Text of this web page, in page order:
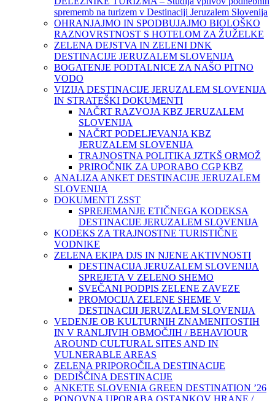
sprememb na turizem v Destinaciji Jeruzalem Slovenija
OHRANJAJMO IN SPODBUJAJMO BIOLOŠKO
RAZNOVRSTNOST S HOTELOM ZA ŽUŽELKE
ZELENA DEJSTVA IN ZELENI DNK
DESTINACIJE JERUZALEM SLOVENIJA
BOGATENJE PODTALNICE ZA NAŠO PITNO
VODO
VIZIJA DESTINACIJE JERUZALEM SLOVENIJA
IN STRATEŠKI DOKUMENTI
NAČRT RAZVOJA KBZ JERUZALEM
SLOVENIJA
NAČRT PODELJEVANJA KBZ
JERUZALEM SLOVENIJA
TRAJNOSTNA POLITIKA JZTKŠ ORMOŽ
PRIROČNIK ZA UPORABO CGP KBZ
ANALIZA ANKET DESTINACIJE JERUZALEM
SLOVENIJA
DOKUMENTI ZSST
SPREJEMANJE ETIČNEGA KODEKSA
DESTINACIJE JERUZALEM SLOVENIJA
KODEKS ZA TRAJNOSTNE TURISTIČNE
VODNIKE
ZELENA EKIPA DJS IN NJENE AKTIVNOSTI
DESTINACIJA JERUZALEM SLOVENIJA
SPREJETA V ZELENO SHEMO
SVEČANI PODPIS ZELENE ZAVEZE
PROMOCIJA ZELENE SHEME V
DESTINACIJI JERUZALEM SLOVENIJA
VEDENJE OB KULTURNIH ZNAMENITOSTIH
IN V RANLJIVIH OBMOČJIH / BEHAVIOUR
AROUND CULTURAL SITES AND IN
VULNERABLE AREAS
ZELENA PRIPOROČILA DESTINACIJE
DEDIŠČINA DESTINACIJE
ANKETE SLOVENIA GREEN DESTINATION ’26
PONOVNA UPORABA OSTANKOV HRANE /